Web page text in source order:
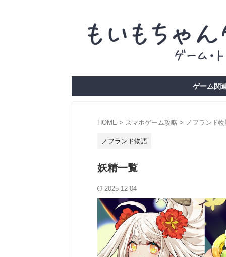
ゲーム関
HOME > スマホゲーム攻略 > ノフランド
ノフランド物語
妖精一覧
2025-12-04